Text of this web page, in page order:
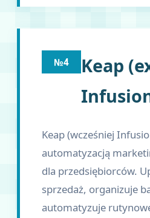
№4
Keap
Keap (wcześniej
automatyzacją
dla przedsiębiorców.
sprzedaż, organizuje
automatyzuje